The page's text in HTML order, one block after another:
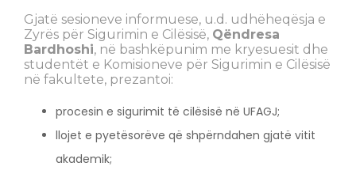
Gjatë sesioneve informuese, u.d. udhëheqësja e
Zyrës për Sigurimin e Cilësisë, Qëndresa
Bardhoshi, në bashkëpunim me kryesuesit dhe
studentët e Komisioneve për Sigurimin e Cilësisë
në fakultete, prezantoi:
procesin e sigurimit të cilësisë në UFAGJ;
llojet e pyetësorëve që shpërndahen gjatë vitit
akademik;